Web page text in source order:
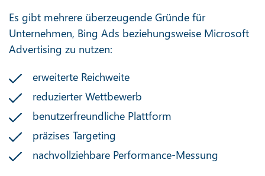
Es gibt mehrere überzeugende Gründe für
Unternehmen, Bing Ads beziehungsweise Microsoft
Advertising zu nutzen:
erweiterte Reichweite
reduzierter Wettbewerb
benutzerfreundliche Plattform
präzises Targeting
nachvollziehbare Performance-Messung